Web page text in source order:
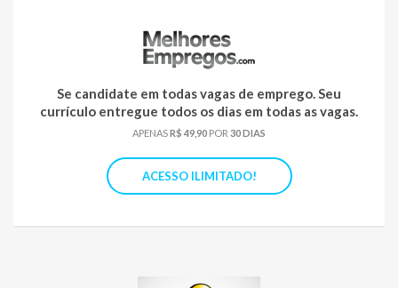
Se candidate em todas vagas de emprego. Seu
currículo entregue todos os dias em todas as vagas.
APENASR$ 49,90 POR 30 DIAS
ACESSO ILIMITADO!